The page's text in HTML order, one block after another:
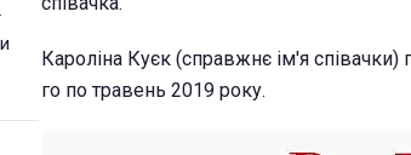
Кароліна Куєк (справжнє ім'я співачки)
го по травень 2019 року.